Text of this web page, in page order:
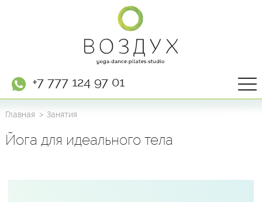
+7 777 124 97 01
Главная Занятия
Йога для идеального тела